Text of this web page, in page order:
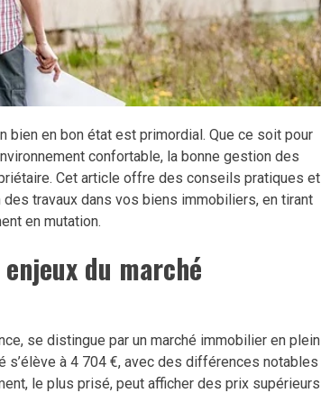
bien en bon état est primordial. Que ce soit pour
confortable, la bonne gestion des
Cet article offre des conseils pratiques et
travaux dans vos biens immobiliers, en tirant
en mutation.
du marché
se distingue par un marché immobilier en plein
s’élève à 4 704 €, avec des différences notables
le plus prisé, peut afficher des prix supérieurs